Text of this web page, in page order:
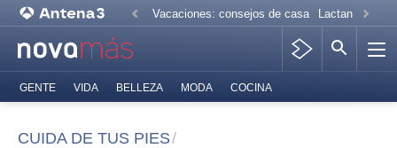
Vacaciones: consejos de casa Lactancia
GENTE VIDA BELLEZA MODA COCINA
CUIDA DE TUS PIES